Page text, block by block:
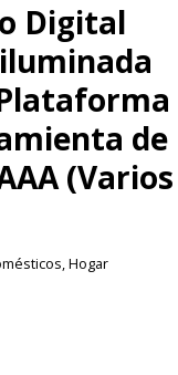
Digital
de
(Varios
,Hogar